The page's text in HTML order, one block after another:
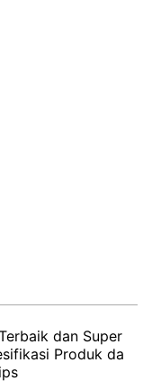
dan Super
Produk da